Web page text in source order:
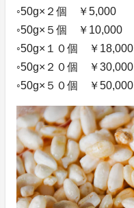
◦50g×２個 ￥5,000
◦50g×５個 ￥10,000
◦50g×１０個 ￥18,000
◦50g×２０個 ￥30,000
◦50g×５０個 ￥50,000